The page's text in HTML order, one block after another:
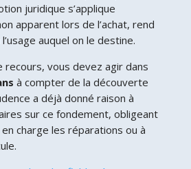
juridique s’applique
apparent lors de l’achat, rend
auquel on le destine.
recours, vous devez agir dans
à compter de la découverte
a déjà donné raison à
sur ce fondement, obligeant
charge les réparations ou à